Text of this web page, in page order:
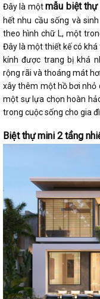
Đây là mộtmẫu biệt
hết nhu cầu sống và
theo hình chữ L, một
Đây là một thiết kế có
kính được trang bị khá
rộng rãi và thoáng mát
xây thêm một hồ bơi nhỏ
một sự lựa chọn hoàn
trong cuộc sống cho gia
Biệt thự mini 2 tầng